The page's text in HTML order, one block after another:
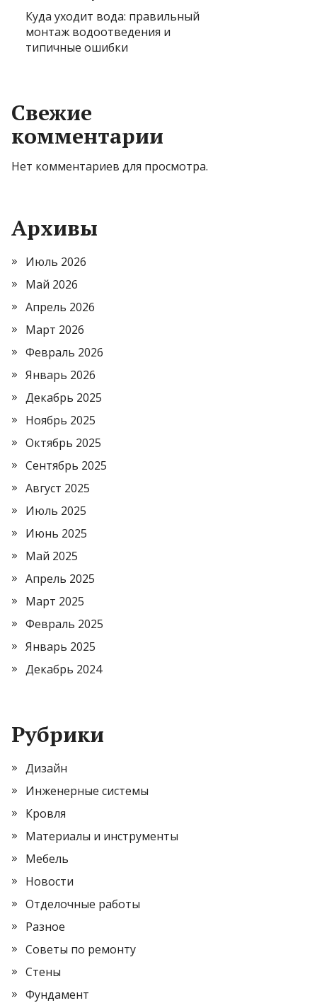
Куда уходит вода: правильный
монтаж водоотведения и
типичные ошибки
Свежие
комментарии
Нет комментариев для просмотра.
Архивы
Июль 2026
Май 2026
Апрель 2026
Март 2026
Февраль 2026
Январь 2026
Декабрь 2025
Ноябрь 2025
Октябрь 2025
Сентябрь 2025
Август 2025
Июль 2025
Июнь 2025
Май 2025
Апрель 2025
Март 2025
Февраль 2025
Январь 2025
Декабрь 2024
Рубрики
Дизайн
Инженерные системы
Кровля
Материалы и инструменты
Мебель
Новости
Отделочные работы
Разное
Советы по ремонту
Стены
Фундамент